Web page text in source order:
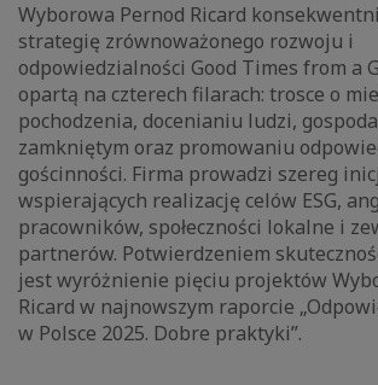
Wyborowa Pernod Ricard
strategię zrównoważonego rozwoju i
odpowiedzialności Good Times from a
opartą na czterech filarach: trosce o
pochodzenia, docenianiu ludzi,
zamkniętym oraz promowaniu
gościnności. Firma prowadzi szereg
wspierających realizację celów ESG,
pracowników, społeczności lokalne i
partnerów. Potwierdzeniem
jest wyróżnienie pięciu projektów
Ricard w najnowszym raporcie
w Polsce 2025. Dobre praktyki”.